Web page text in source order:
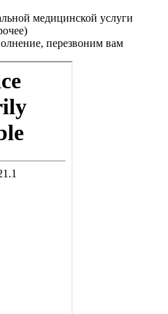
медицинской услуги
перезвоним вам